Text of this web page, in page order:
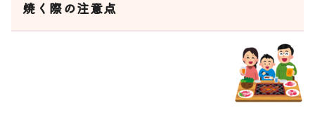
焼く際の注意点